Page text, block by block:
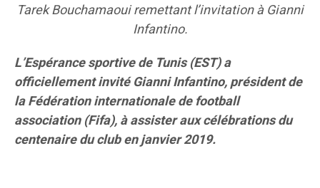
Tarek Bouchamaoui remettant l’invitation à Gianni
Infantino.
L’Espérance sportive de Tunis (EST) a
officiellement invité Gianni Infantino, président de
la Fédération internationale de football
association (Fifa), à assister aux célébrations du
centenaire du club en janvier 2019.